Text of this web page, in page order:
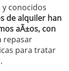
conocidos
de alquiler han
aÃ±os, con
repasar
para tratar